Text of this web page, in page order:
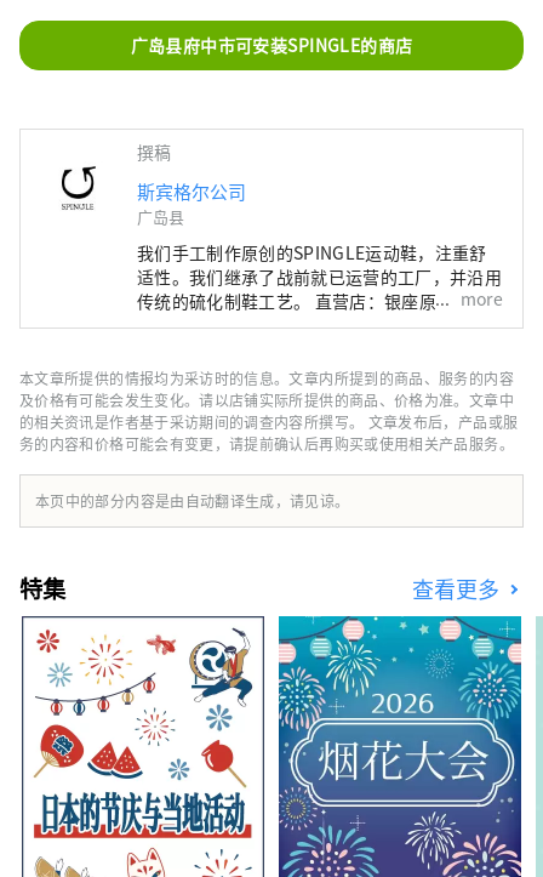
广岛县府中市可安装SPINGLE的商店
撰稿
斯宾格尔公司
广岛县
我们手工制作原创的SPINGLE运动鞋，注重舒
适性。我们继承了战前就已运营的工厂，并沿用
传统的硫化制鞋工艺。 直营店：银座原宿、吉
祥寺、福山
more
本文章所提供的情报均为采访时的信息。文章内所提到的商品、服务的内容
及价格有可能会发生变化。请以店铺实际所提供的商品、价格为准。文章中
的相关资讯是作者基于采访期间的调查内容所撰写。 文章发布后，产品或服
务的内容和价格可能会有变更，请提前确认后再购买或使用相关产品服务。
本页中的部分内容是由自动翻译生成，请见谅。
特集 查看更多